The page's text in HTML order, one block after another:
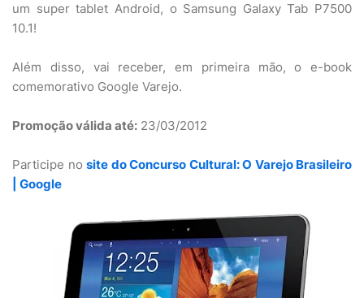
um super tablet Android, o Samsung Galaxy Tab P7500
10.1!
Além disso, vai receber, em primeira mão, o e-book
comemorativo Google Varejo.
Promoção válida até: 23/03/2012
Participe no site do Concurso Cultural: O Varejo Brasileiro
| Google